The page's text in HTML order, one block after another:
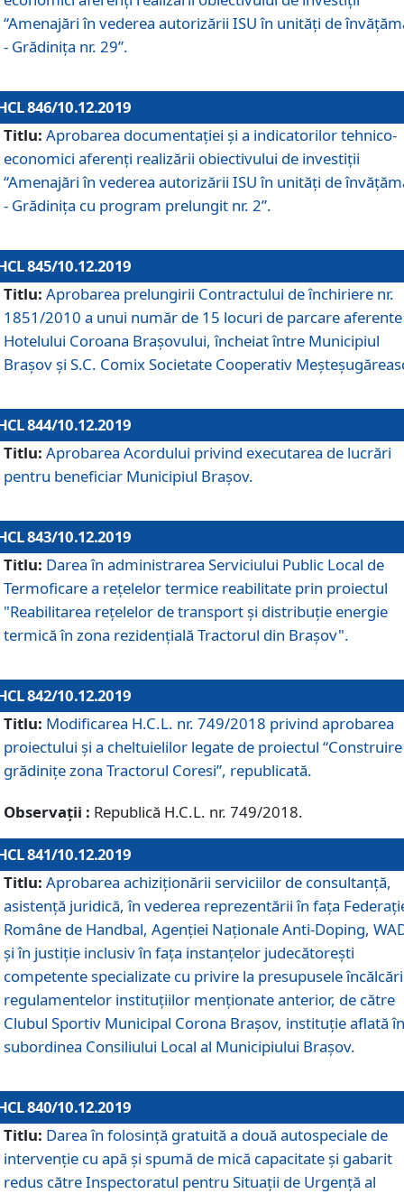
“Amenajări în vederea autorizării ISU în unități de
- Grădinița nr. 29”.
846/10.12.2019
Titlu: Aprobarea documentației și a indicatorilor tehnico-
economici aferenți realizării obiectivului de investiții
“Amenajări în vederea autorizării ISU în unități de
- Grădinița cu program prelungit nr. 2”.
845/10.12.2019
Titlu: Aprobarea prelungirii Contractului de închiriere nr.
1851/2010 a unui număr de 15 locuri de parcare aferente
Hotelului Coroana Brașovului, încheiat între Municipiul
Braşov şi S.C. Comix Societate Cooperativ
844/10.12.2019
Titlu: Aprobarea Acordului privind executarea de lucrări
pentru beneficiar Municipiul Brașov.
843/10.12.2019
Titlu: Darea în administrarea Serviciului Public Local de
Termoficare a rețelelor termice reabilitate prin proiectul
"Reabilitarea reţelelor de transport şi distribuţie energie
termică în zona rezidenţială Tractorul din Braşov".
842/10.12.2019
Titlu: Modificarea H.C.L. nr. 749/2018 privind aprobarea
proiectului și a cheltuielilor legate de proiectul “Construire
grădinițe zona Tractorul Coresi”, republicată.
Observații : Republică H.C.L. nr. 749/2018.
841/10.12.2019
Titlu: Aprobarea achiziționării serviciilor de consultanță,
asistență juridică, în vederea reprezentării în fața
Române de Handbal, Agenției Naționale Anti-Doping,
și în justiție inclusiv în fața instanțelor judecătorești
competente specializate cu privire la presupusele
regulamentelor instituțiilor menționate anterior, de către
Clubul Sportiv Municipal Corona Braşov, instituție aflată în
subordinea Consiliului Local al Municipiului Brașov.
840/10.12.2019
Titlu: Darea în folosință gratuită a două autospeciale de
intervenție cu apă și spumă de mică capacitate și gabarit
redus către Inspectoratul pentru Situaţii de Urgenţă al